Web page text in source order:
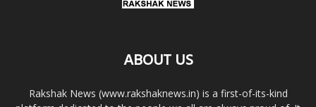
ABOUT US
Rakshak News (www.rakshaknews.in) is a first-of-its-kind